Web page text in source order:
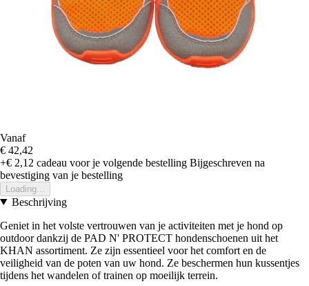
Vanaf
€ 42,42
+€ 2,12 cadeau voor je volgende bestelling Bijgeschreven na
bevestiging van je bestelling
Loading...
Beschrijving
Geniet in het volste vertrouwen van je activiteiten met je hond op
outdoor dankzij de PAD N' PROTECT hondenschoenen uit het
KHAN assortiment. Ze zijn essentieel voor het comfort en de
veiligheid van de poten van uw hond. Ze beschermen hun kussentjes
tijdens het wandelen of trainen op moeilijk terrein.